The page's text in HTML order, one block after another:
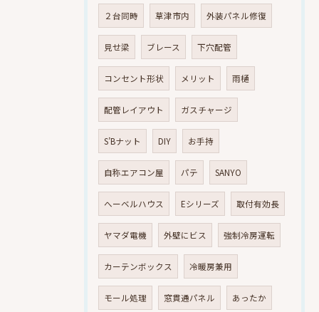
２台同時 草津市内 外装パネル修復
見せ梁 ブレース 下穴配管
コンセント形状 メリット 雨樋
配管レイアウト ガスチャージ
S’Bナット DIY お手持
自称エアコン屋 パテ SANYO
へーベルハウス Eシリーズ 取付有効長
ヤマダ電機 外壁にビス 強制冷房運転
カーテンボックス 冷暖房兼用
モール処理 窓貫通パネル あったか